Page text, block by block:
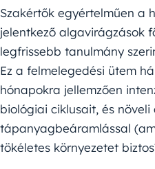
Szakértők egyértelműen a
jelentkező algavirágzások
legfrissebb tanulmány
Ez a felmelegedési ütem
hónapokra jellemzően
biológiai ciklusait, és növeli
tápanyagbeáramlással
tökéletes környezetet